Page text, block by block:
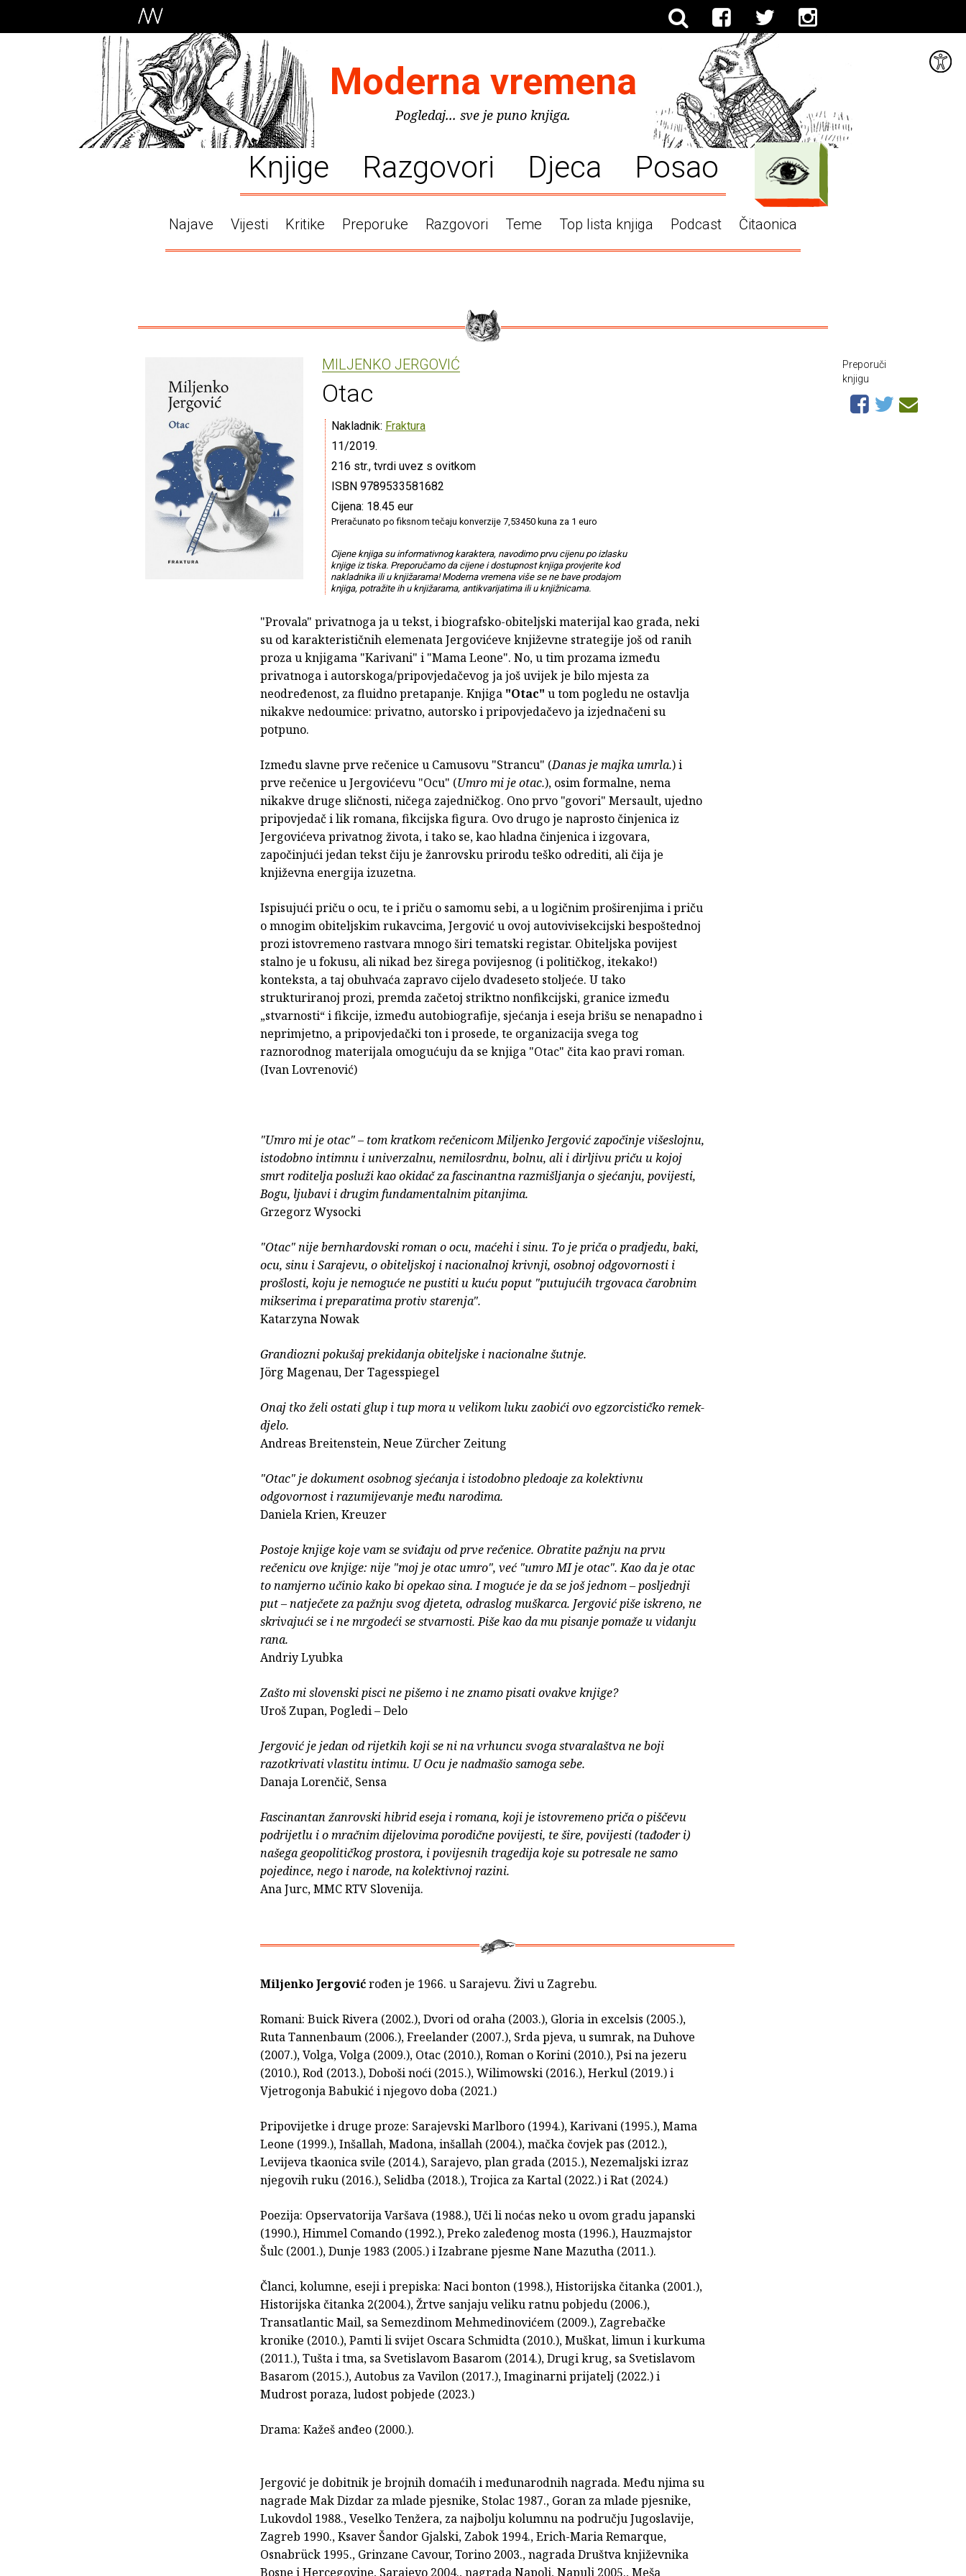
Moderna vremena
Pogledaj... sve je puno knjiga.
Knjige Razgovori Djeca Posao
Najave Vijesti Kritike Preporuke Razgovori Teme Top lista knjiga Podcast Čitaonica
MILJENKO JERGOVIĆ
Otac
Nakladnik: Fraktura
11/2019.
216 str., tvrdi uvez s ovitkom
ISBN 9789533581682
Cijena: 18.45 eur
Preračunato po fiksnom tečaju konverzije 7,53450 kuna za 1 euro
Cijene knjiga su informativnog karaktera, navodimo prvu cijenu po izlasku
knjige iz tiska. Preporučamo da cijene i dostupnost knjiga provjerite kod
nakladnika ili u knjižarama! Moderna vremena više se ne bave prodajom
knjiga, potražite ih u knjižarama, antikvarijatima ili u knjižnicama.
"Provala" privatnoga ja u tekst, i biografsko-obiteljski materijal kao građa, neki
su od karakterističnih elemenata Jergovićeve književne strategije još od ranih
proza u knjigama "Karivani" i "Mama Leone". No, u tim prozama između
privatnoga i autorskoga/pripovjedačevog ja još uvijek je bilo mjesta za
neodređenost, za fluidno pretapanje. Knjiga "Otac" u tom pogledu ne ostavlja
nikakve nedoumice: privatno, autorsko i pripovjedačevo ja izjednačeni su
potpuno.
Između slavne prve rečenice u Camusovu "Strancu" (Danas je majka umrla.) i
prve rečenice u Jergovićevu "Ocu" (Umro mi je otac.), osim formalne, nema
nikakve druge sličnosti, ničega zajedničkog. Ono prvo "govori" Mersault, ujedno
pripovjedač i lik romana, fikcijska figura. Ovo drugo je naprosto činjenica iz
Jergovićeva privatnog života, i tako se, kao hladna činjenica i izgovara,
započinjući jedan tekst čiju je žanrovsku prirodu teško odrediti, ali čija je
književna energija izuzetna.
Ispisujući priču o ocu, te i priču o samomu sebi, a u logičnim proširenjima i priču
o mnogim obiteljskim rukavcima, Jergović u ovoj autovivisekcijski bespoštednoj
prozi istovremeno rastvara mnogo širi tematski registar. Obiteljska povijest
stalno je u fokusu, ali nikad bez širega povijesnog (i političkog, itekako!)
konteksta, a taj obuhvaća zapravo cijelo dvadeseto stoljeće. U tako
strukturiranoj prozi, premda začetoj striktno nonfikcijski, granice između
„stvarnosti“ i fikcije, između autobiografije, sjećanja i eseja brišu se nenapadno i
neprimjetno, a pripovjedački ton i prosede, te organizacija svega tog
raznorodnog materijala omogućuju da se knjiga "Otac" čita kao pravi roman.
(Ivan Lovrenović)
"Umro mi je otac" – tom kratkom rečenicom Miljenko Jergović započinje višeslojnu,
istodobno intimnu i univerzalnu, nemilosrdnu, bolnu, ali i dirljivu priču u kojoj
smrt roditelja posluži kao okidač za fascinantna razmišljanja o sjećanju, povijesti,
Bogu, ljubavi i drugim fundamentalnim pitanjima.
Grzegorz Wysocki
"Otac" nije bernhardovski roman o ocu, maćehi i sinu. To je priča o pradjedu, baki,
ocu, sinu i Sarajevu, o obiteljskoj i nacionalnoj krivnji, osobnoj odgovornosti i
prošlosti, koju je nemoguće ne pustiti u kuću poput "putujućih trgovaca čarobnim
mikserima i preparatima protiv starenja".
Katarzyna Nowak
Grandiozni pokušaj prekidanja obiteljske i nacionalne šutnje.
Jörg Magenau, Der Tagesspiegel
Onaj tko želi ostati glup i tup mora u velikom luku zaobići ovo egzorcističko remek-
djelo.
Andreas Breitenstein, Neue Zürcher Zeitung
"Otac" je dokument osobnog sjećanja i istodobno pledoaje za kolektivnu
odgovornost i razumijevanje među narodima.
Daniela Krien, Kreuzer
Postoje knjige koje vam se sviđaju od prve rečenice. Obratite pažnju na prvu
rečenicu ove knjige: nije "moj je otac umro", već "umro MI je otac". Kao da je otac
to namjerno učinio kako bi opekao sina. I moguće je da se još jednom – posljednji
put – natječete za pažnju svog djeteta, odraslog muškarca. Jergović piše iskreno, ne
skrivajući se i ne mrgodeći se stvarnosti. Piše kao da mu pisanje pomaže u vidanju
rana.
Andriy Lyubka
Zašto mi slovenski pisci ne pišemo i ne znamo pisati ovakve knjige?
Uroš Zupan, Pogledi – Delo
Jergović je jedan od rijetkih koji se ni na vrhuncu svoga stvaralaštva ne boji
razotkrivati vlastitu intimu. U Ocu je nadmašio samoga sebe.
Danaja Lorenčič, Sensa
Fascinantan žanrovski hibrid eseja i romana, koji je istovremeno priča o piščevu
podrijetlu i o mračnim dijelovima porodične povijesti, te šire, povijesti (tađođer i)
našega geopolitičkog prostora, i povijesnih tragedija koje su potresale ne samo
pojedince, nego i narode, na kolektivnoj razini.
Ana Jurc, MMC RTV Slovenija.
Miljenko Jergovićrođen je 1966. u Sarajevu. Živi u Zagrebu.
Romani: Buick Rivera (2002.), Dvori od oraha (2003.), Gloria in excelsis (2005.),
Ruta Tannenbaum (2006.), Freelander (2007.), Srda pjeva, u sumrak, na Duhove
(2007.), Volga, Volga (2009.), Otac (2010.), Roman o Kori­ni (2010.), Psi na jezeru
(2010.), Rod (2013.), Doboši noći (2015.), Wilimowski (2016.), Herkul (2019.) i
Vjetrogonja Babukić i njegovo doba (2021.)
Pripovijetke i druge proze: Sarajevski Marlboro (1994.), Karivani (1995.), Mama
Leone (1999.), Inšallah, Madona, inšallah (2004.), mačka čovjek pas (2012.),
Levijeva tkaonica svile (2014.), Sarajevo, plan grada (2015.), Nezemaljski izraz
njegovih ruku (2016.), Selidba (2018.), Trojica za Kartal (2022.) i Rat (2024.)
Poezija: Opservatorija Varšava (1988.), Uči li noćas neko u ovom gradu japanski
(1990.), Himmel Comando (1992.), Preko zaleđenog mosta (1996.), Hauzmajstor
Šulc (2001.), Dunje 1983 (2005.) i Izabrane pjesme Nane Mazutha (2011.).
Članci, kolumne, eseji i prepiska: Naci bonton (1998.), Historijska čitanka (2001.),
Historijska čitanka 2(2004.), Žrtve sanjaju veliku ratnu pobjedu (2006.),
Transatlantic Mail, sa Semezdinom Mehmedinovićem (2009.), Zagrebačke
kronike (2010.), Pamti li svijet Oscara Schmidta (2010.), Muškat, limun i kurkuma
(2011.), Tušta i tma, sa Svetislavom Basarom (2014.), Drugi krug, sa Svetislavom
Basarom (2015.), Autobus za Vavilon (2017.), Imaginarni prijatelj (2022.) i
Mudrost poraza, ludost pobjede (2023.)
Drama: Kažeš anđeo (2000.).
Jergović je dobitnik je brojnih domaćih i međunarodnih nagra­­da. Među njima su
nagrade Mak Dizdar za mlade pjesnike, Stolac 1987., Goran za mlade pjesnike,
Lukovdol 1988., Veselko Tenžera, za najbolju kolumnu na području Jugoslavije,
Zagreb 1990., Ksaver Šandor Gjalski, Zabok 1994., Erich-Maria Remarque,
Osnabrück 1995., Grinzane Cavour, Torino 2003., nagrada Društva književnika
Bosne i Hercegovine, Sarajevo 2004., nagrada Napoli, Napulj 2005., Meša
Preporuči
knjigu